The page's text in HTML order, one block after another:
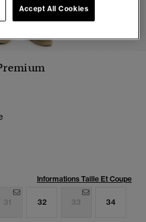
Informations Taille Et Coupe
31 32 33 34
Accept All Cookies